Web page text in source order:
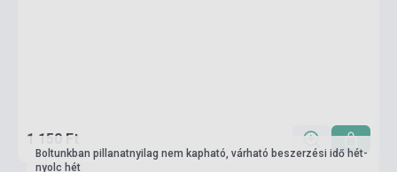
1 150 Ft
Boltunkban pillanatnyilag nem kapható, várható beszerzési idő hét-
nyolc hét